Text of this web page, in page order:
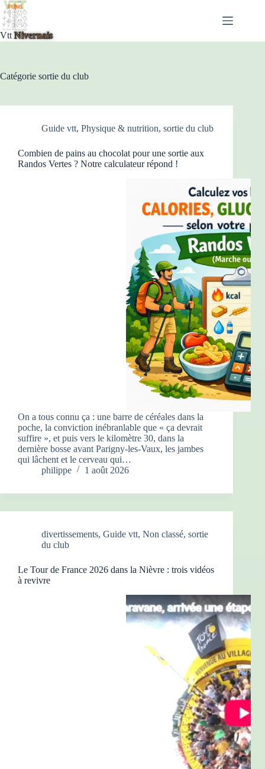
Passer
au
contenu
VttNivernais
Catégorie sortie du club
Guide vtt, Physique & nutrition, sortie du club
Combien de pains au chocolat pour une sortie aux
Randos Vertes ? Notre calculateur répond !
On a tous connu ça : une barre de céréales dans la
poche, la conviction inébranlable que « ça devrait
suffire », et puis vers le kilomètre 30, dans la
dernière bosse avant Parigny-les-Vaux, les jambes
qui lâchent et le cerveau qui…
philippe
1 août 2026
divertissements, Guide vtt, Non classé, sortie
du club
Le Tour de France 2026 dans la Nièvre : trois vidéos
à revivre